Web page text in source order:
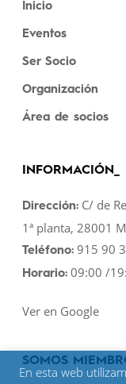
Inicio
Eventos
Ser Socio
Organización
Área de socios
INFORMACIÓN_
Dirección: C/ de
1ª planta, 28001
Teléfono: 915 90
Horario: 09:00 /
Ver en Google
SOMOS
En esta web